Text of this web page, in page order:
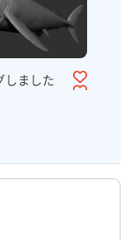
しました